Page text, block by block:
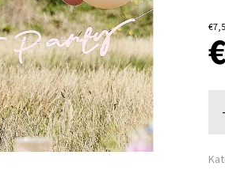
-